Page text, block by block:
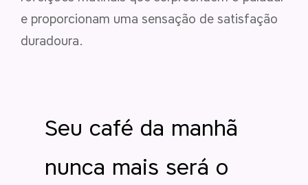
e proporcionam uma sensação de satisfação
duradoura.
Seu café da manhã
nunca mais será o